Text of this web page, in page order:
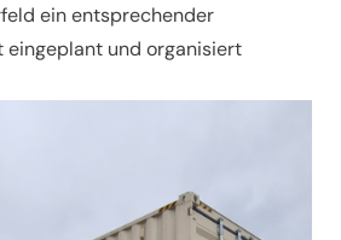
ein entsprechender
eingeplant und organisiert